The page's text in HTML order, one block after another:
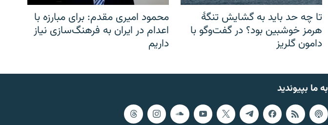
تا چه حد باید به گشایش تنگهٔ
هرمز خوشبین بود؟ در گفت‌وگو با
دامون گلریز
محمود امیری مقدم: برای مبارزه با
اعدام در ایران به فرهنگ‌سازی نیاز
داریم
به ما بپیوندید